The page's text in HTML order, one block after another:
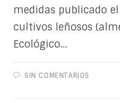
medidas publicado
cultivos leñosos
Ecológico…
SIN COMENTARIOS